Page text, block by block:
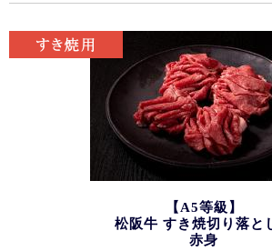
【A5等級】
松阪牛 すき焼切り落と
赤身